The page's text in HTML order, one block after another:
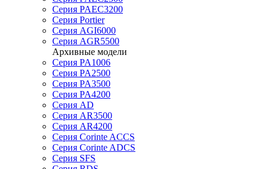
Серия PAEC3200
Серия Portier
Серия AGI6000
Серия AGR5500
Архивные модели
Серия PA1006
Серия PA2500
Серия PA3500
Серия PA4200
Серия AD
Серия AR3500
Серия AR4200
Серия Corinte ACCS
Серия Corinte ADCS
Серия SFS